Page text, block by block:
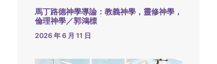
馬丁路德神學導論：教義神學，靈修神學，
倫理神學／郭鴻標
2026 年 6 月 11 日